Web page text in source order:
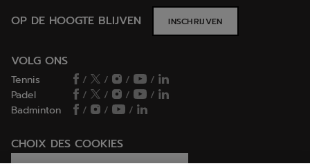
OP DE HOOGTE BLIJVEN INSCHRIJVEN
VOLG ONS
Tennis / / /
/
Padel
/ / /
/
Badminton
/ / /
CHOIX DES COOKIES